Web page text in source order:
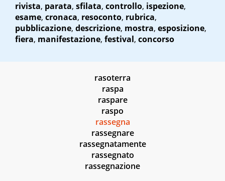
rivista, parata, sfilata, controllo, ispezione,
esame, cronaca, resoconto, rubrica,
pubblicazione, descrizione, mostra, esposizione,
fiera, manifestazione, festival, concorso
rasoterra
raspa
raspare
raspo
rassegna
rassegnare
rassegnatamente
rassegnato
rassegnazione